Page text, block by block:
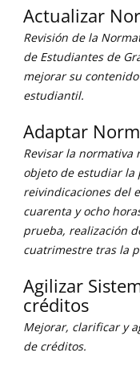
Actualizar
Revisión de la
de Estudiantes de
mejorar su
estudiantil.
Adaptar
Revisar la normativa
objeto de estudiar
reivindicaciones del
cuarenta y ocho
prueba, realización
cuatrimestre tras la
Agilizar
créditos
Mejorar, clarificar y
de créditos.